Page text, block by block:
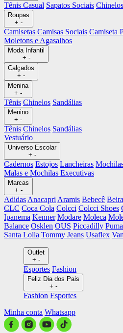
Tênis Casual Sapatos Sociais Chinelos
Roupas
+ -
Camisetas Camisas Sociais Camiseta
Moletons e Agasalhos
Moda Infantil
+ -
Calçados
+ -
Menina
+ -
Tênis Chinelos Sandálias
Menino
+ -
Tênis Chinelos Sandálias
Vestuário
Universo Escolar
+ -
Cadernos Estojos Lancheiras
Malas e Mochilas Executivas
Marcas
+ -
Adidas Anacapri Aramis Bebecê
CLC Coca Cola Colcci Colcci Shoes
Ipanema Kenner Modare Moleca
Balance Osklen OUS Piccadilly Puma
Santa Lolla Tommy Jeans Usaflex
Outlet
+ -
Esportes Fashion
Feliz Dia dos Pais
+ -
Fashion Esportes
Minha conta Whatsapp